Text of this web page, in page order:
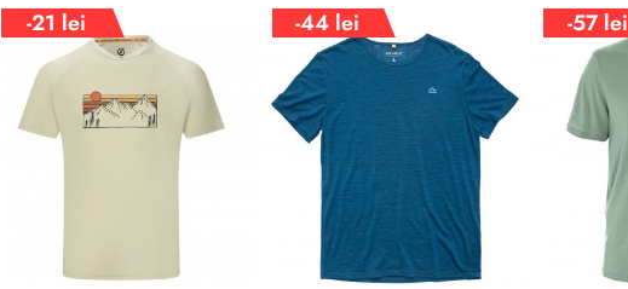
-21 lei -44 lei -57 lei